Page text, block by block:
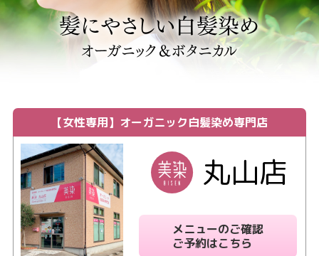
【女性専用】 オーガニック白髪染め専門店
丸山店
メニューのご確認
ご予約はこちら